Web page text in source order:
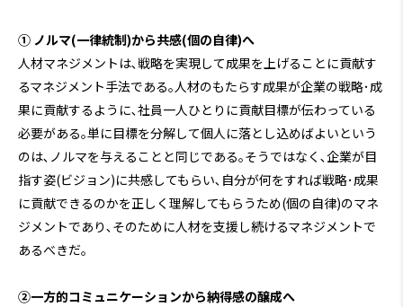
① ノルマ(一律統制)から共感(個の自律)へ
人材マネジメントは､戦略を実現して成果を上げることに貢献す
るマネジメント手法である｡人材のもたらす成果が企業の戦略･成
果に貢献するように､社員一人ひとりに貢献目標が伝わっている
必要がある｡単に目標を分解して個人に落とし込めばよいという
のは､ノルマを与えることと同じである｡そうではなく､企業が目
指す姿(ビジョン)に共感してもらい､自分が何をすれば戦略･成果
に貢献できるのかを正しく理解してもらうため(個の自律)のマネ
ジメントであり､そのために人材を支援し続けるマネジメントで
あるべきだ｡
②一方的コミュニケーションから納得感の醸成へ